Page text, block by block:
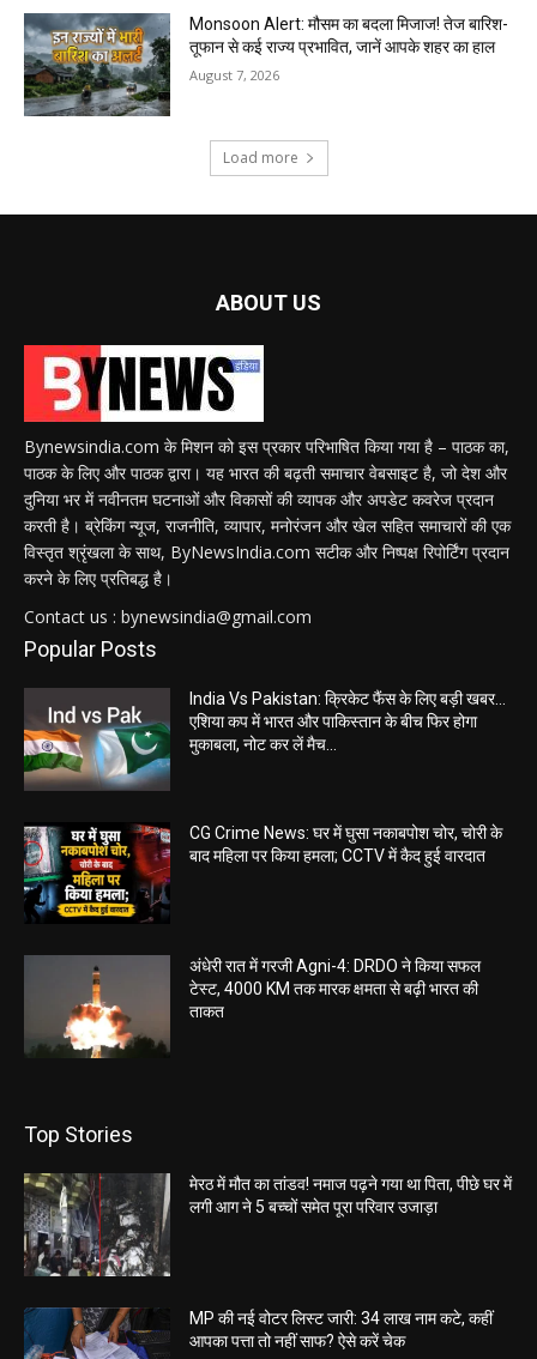
Monsoon Alert: मौसम का बदला मिजाज! तेज बारिश-
तूफान से कई राज्य प्रभावित, जानें आपके शहर का हाल
August 7, 2026
Load more
ABOUT US
Bynewsindia.com के मिशन को इस प्रकार परिभाषित किया गया है – पाठक का,
पाठक के लिए और पाठक द्वारा। यह भारत की बढ़ती समाचार वेबसाइट है, जो देश और
दुनिया भर में नवीनतम घटनाओं और विकासों की व्यापक और अपडेट कवरेज प्रदान
करती है। ब्रेकिंग न्यूज, राजनीति, व्यापार, मनोरंजन और खेल सहित समाचारों की एक
विस्तृत श्रृंखला के साथ, ByNewsIndia.com सटीक और निष्पक्ष रिपोर्टिंग प्रदान
करने के लिए प्रतिबद्ध है।
Contact us : bynewsindia@gmail.com
Popular Posts
India Vs Pakistan: क्रिकेट फैंस के लिए बड़ी खबर…
एशिया कप में भारत और पाकिस्तान के बीच फिर होगा
मुकाबला, नोट कर लें मैच...
CG Crime News: घर में घुसा नकाबपोश चोर, चोरी के
बाद महिला पर किया हमला; CCTV में कैद हुई वारदात
अंधेरी रात में गरजी Agni-4: DRDO ने किया सफल
टेस्ट, 4000 KM तक मारक क्षमता से बढ़ी भारत की
ताकत
Top Stories
मेरठ में मौत का तांडव! नमाज पढ़ने गया था पिता, पीछे घर में
लगी आग ने 5 बच्चों समेत पूरा परिवार उजाड़ा
MP की नई वोटर लिस्ट जारी: 34 लाख नाम कटे, कहीं
आपका पत्ता तो नहीं साफ? ऐसे करें चेक